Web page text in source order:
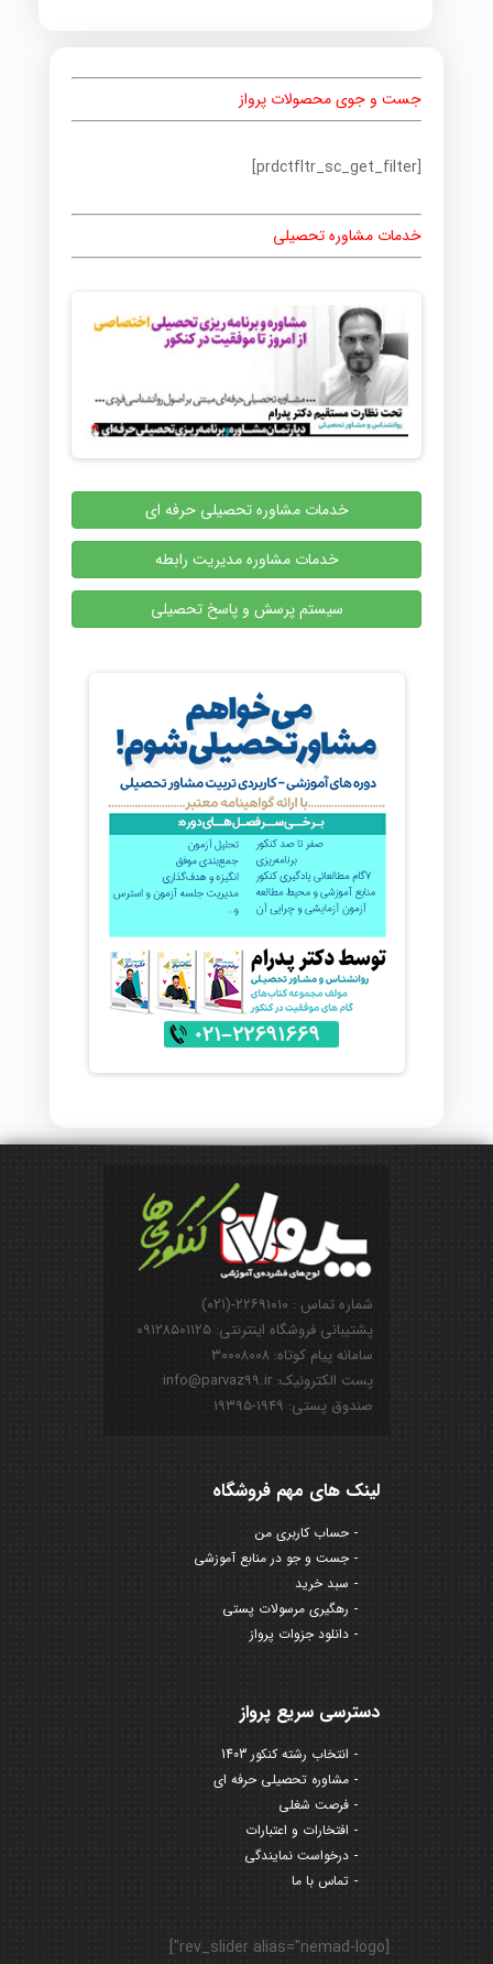
جست و جوی محصولات پرواز
[prdctfltr_sc_get_filter]
خدمات مشاوره تحصیلی
خدمات مشاوره تحصیلی حرفه ای
خدمات مشاوره مدیریت رابطه
سیستم پرسش و پاسخ تحصیلی
شماره تماس : ۲۲۶۹۱۰۱۰-(۰۲۱)
پشتیبانی فروشگاه اینترنتی: ۰۹۱۲۸۵۰۱۱۲۵
سامانه پیام کوتاه: ۳۰۰۰۸۰۰۸
پست الکترونیک: info@parvaz99.ir
صندوق پستی: ۱۹۴۹-۱۹۳۹۵
لینک های مهم فروشگاه
حساب کاربری من
جست و جو در منابع آموزشی
سبد خرید
رهگیری مرسولات پستی
دانلود جزوات پرواز
دسترسی سریع پرواز
انتخاب رشته کنکور 1403
مشاوره تحصیلی حرفه ای
فرصت شغلی
افتخارات و اعتبارات
درخواست نمایندگی
تماس با ما
[rev_slider alias="nemad-logo"]